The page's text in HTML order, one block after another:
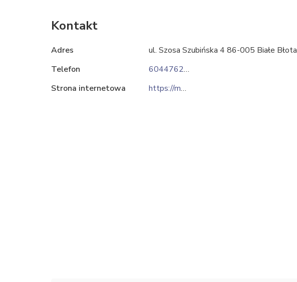
Kontakt
Adres
ul. Szosa Szubińska 4 86-005 Białe Błota
Telefon
604476214
Strona internetowa
https://metalplast24.eu